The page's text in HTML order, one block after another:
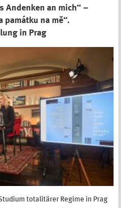
Andenken an mich“ –
památku na mě“.
in Prag
totalitärer Regime in Prag